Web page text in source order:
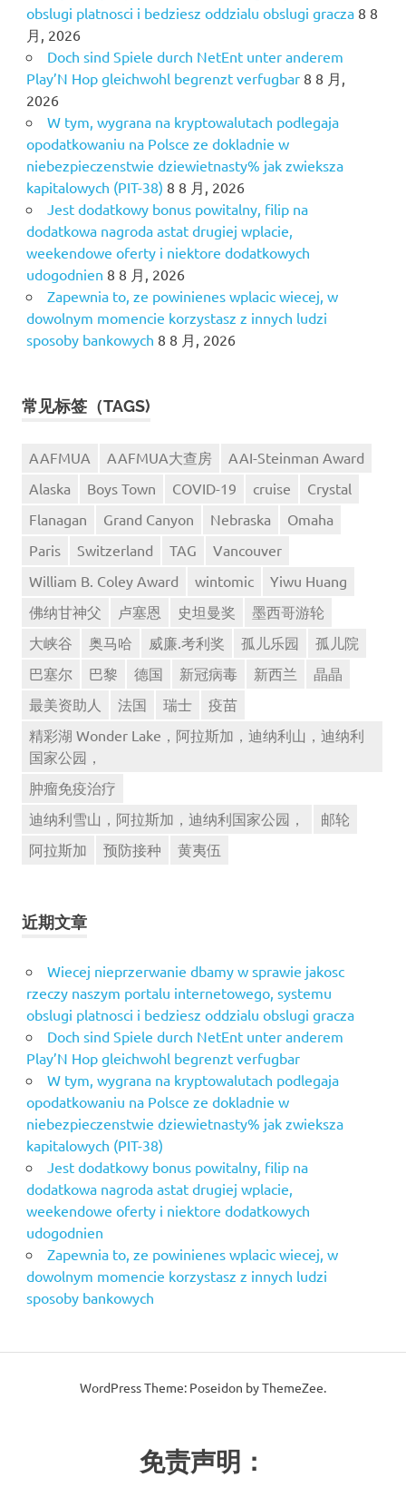
obslugi platnosci i bedziesz oddzialu obslugi gracza 8 8
月, 2026
Doch sind Spiele durch NetEnt unter anderem
Play’N Hop gleichwohl begrenzt verfugbar 8 8 月,
2026
W tym, wygrana na kryptowalutach podlegaja
opodatkowaniu na Polsce ze dokladnie w
niebezpieczenstwie dziewietnasty% jak zwieksza
kapitalowych (PIT-38) 8 8 月, 2026
Jest dodatkowy bonus powitalny, filip na
dodatkowa nagroda astat drugiej wplacie,
weekendowe oferty i niektore dodatkowych
udogodnien 8 8 月, 2026
Zapewnia to, ze powinienes wplacic wiecej, w
dowolnym momencie korzystasz z innych ludzi
sposoby bankowych 8 8 月, 2026
常见标签（TAGS)
AAFMUA AAFMUA大查房
AAI-Steinman Award
Alaska
Boys Town COVID-19 cruise
Crystal
Flanagan
Grand Canyon Nebraska
Omaha
Paris
Switzerland TAG
Vancouver
William B. Coley Award
wintomic
Yiwu Huang
佛纳甘神父
卢塞恩 史坦曼奖
墨西哥游轮
大峡谷
奥马哈 威廉.考利奖 孤儿乐园
孤儿院
巴塞尔
巴黎 德国 新冠病毒 新西兰
晶晶
最美资助人
法国 瑞士
疫苗
精彩湖 Wonder Lake，阿拉斯加，迪纳利山，迪纳利
国家公园，
肿瘤免疫治疗
迪纳利雪山，阿拉斯加，迪纳利国家公园，
邮轮
阿拉斯加
预防接种 黄夷伍
近期文章
Wiecej nieprzerwanie dbamy w sprawie jakosc
rzeczy naszym portalu internetowego, systemu
obslugi platnosci i bedziesz oddzialu obslugi gracza
Doch sind Spiele durch NetEnt unter anderem
Play’N Hop gleichwohl begrenzt verfugbar
W tym, wygrana na kryptowalutach podlegaja
opodatkowaniu na Polsce ze dokladnie w
niebezpieczenstwie dziewietnasty% jak zwieksza
kapitalowych (PIT-38)
Jest dodatkowy bonus powitalny, filip na
dodatkowa nagroda astat drugiej wplacie,
weekendowe oferty i niektore dodatkowych
udogodnien
Zapewnia to, ze powinienes wplacic wiecej, w
dowolnym momencie korzystasz z innych ludzi
sposoby bankowych
WordPress Theme: Poseidon by ThemeZee.
免责声明：